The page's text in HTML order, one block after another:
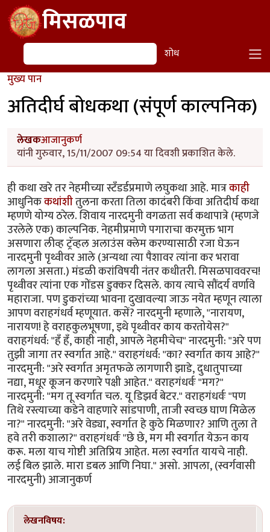
Skip to main contentमिसळपाव
शोध शोध
मुख्य पान
अतिदीर्घ बोधकथा (संपूर्ण काल्पनिक)
लेखकआजानुकर्ण
यांनी गुरुवार, 15/11/2007 09:54 या दिवशी प्रकाशित केले.
ही कथा खरे तर नेहमीच्या स्टँडर्डप्रमाणे लघुकथा आहे. मात्रकाही
आधुनिककथांशीतुलना करता तिला कादंबरी किंवा अतिदीर्घ कथा
म्हणणे योग्य ठरेल. शिवाय नारदमुनी वगळता सर्व कथापात्रे (म्हणजे
उरलेले एक) काल्पनिक. नेहमीप्रमाणे पगाराचा करमुक्त भाग
असणारा लीव्ह ट्रॅव्हल अलाउंस क्लेम करण्यासाठी रजा घेऊन
नारदमुनी पृथ्वीवर आले (अन्यथा त्या पैशावर त्यांना कर भरावा
लागला असता.) मंडळी करांविषयी नंतर कधीतरी. मिसळपाववरच!
पृथ्वीवर त्यांना एक गोंडस डुक्कर दिसले. काय त्याचे सौंदर्य वर्णावे
महाराजा. पण डुकरांच्या भावना दुखावल्या जाऊ नयेत म्हणून त्याला
आपण वराहगंधर्व म्हणूयात. कसें? नारदमुनी म्हणाले, "नारायण,
नारायण! हे वराहकुलभूषणा, इथे पृथ्वीवर काय करतोयेस?"
वराहगंधर्व: "हँ हँ, काही नाही, आपले नेहमीचेच" नारदमुनी: "अरे पण
तुझी जागा तर स्वर्गात आहे." वराहगंधर्व: "का? स्वर्गात काय आहे?"
नारदमुनी: "अरे स्वर्गात अमृतफळे लागणारी झाडे, दुधातुपाच्या
नद्या, मधूर कूजन करणारे पक्षी आहेत." वराहगंधर्वः "मग?"
नारदमुनी: "मग तू स्वर्गात चल. यू डिझर्व बेटर." वराहगंधर्वः "पण
तिथे रस्त्याच्या कडेने वाहणारे सांडपाणी, ताजी स्वच्छ घाण मिळेल
ना?" नारदमुनी: "अरे वेड्या, स्वर्गात हे कुठे मिळणार? आणि तुला ते
हवे तरी कशाला?" वराहगंधर्वः "छे छे, मग मी स्वर्गात येऊन काय
करू. मला याच गोष्टी अतिप्रिय आहेत. मला स्वर्गात यायचे नाही.
लई बिल झाले. मारा डबल आणि निघा." असो. आपला, (स्वर्गवासी
नारदमुनी) आजानुकर्ण
लेखनविषय: